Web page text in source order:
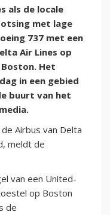
als de locale
met lage
737 met een
Air Lines op
Het
in een gebied
buurt van het
Airbus van Delta
meldt de
van een United-
op Boston
de